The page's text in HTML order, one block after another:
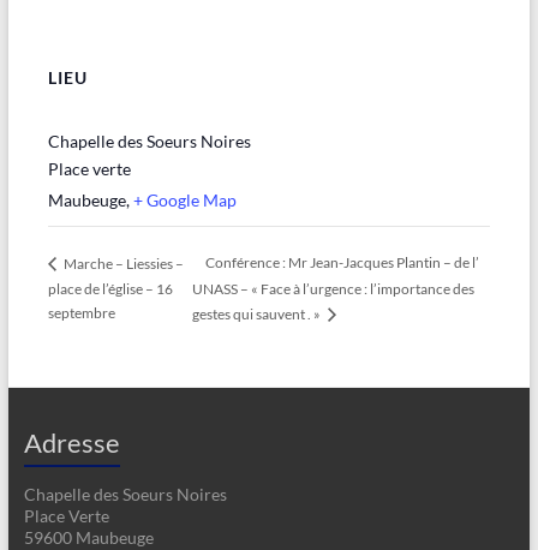
LIEU
Chapelle des Soeurs Noires
Place verte
Maubeuge,+ Google Map
Marche – Liessies –
place de l’église – 16
septembre
Conférence : Mr Jean-Jacques Plantin – de l’
UNASS – « Face à l’urgence : l’importance des
gestes qui sauvent . »
Adresse
Chapelle des Soeurs Noires
Place Verte
59600 Maubeuge